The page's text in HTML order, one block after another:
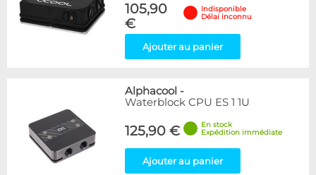
105,90
€
Indisponible
Délai inconnu
Ajouter au panier
Alphacool -
Waterblock CPU ES 1 1U
125,90 €
En stock
Expédition immédiate
Ajouter au panier